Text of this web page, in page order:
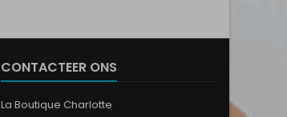
CONTACTEER ONS
La Boutique Charlotte